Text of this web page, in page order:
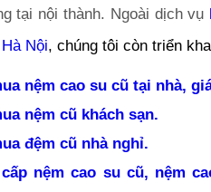
tại nội thành. Ngoài dịch vụ
Nội, chúng tôi còn triển
nệm cao su cũ tại nhà,
nệm cũ khách sạn.
đệm cũ nhà nghỉ.
nệm cao su cũ, nệm